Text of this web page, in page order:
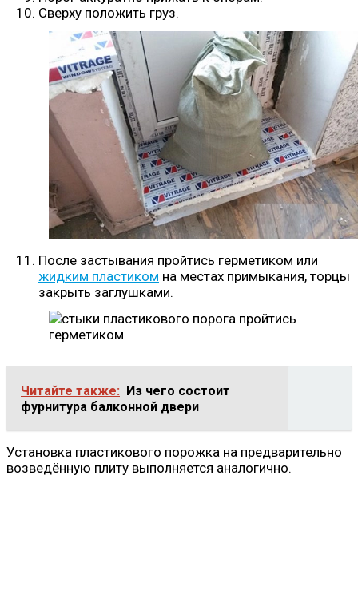
Сверху положить груз.
После застывания пройтись герметиком или
жидким пластиком на местах примыкания, торцы
закрыть заглушками.
Читайте также:
Из чего состоит
фурнитура балконной двери
Установка пластикового порожка на предварительно
возведённую плиту выполняется аналогично.